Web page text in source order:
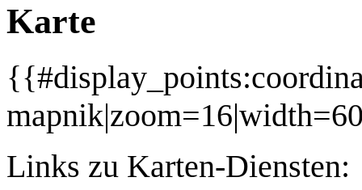
Karte
Links zu Karten-Diensten: